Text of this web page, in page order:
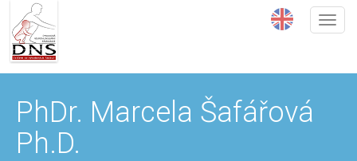
hlavnímu
obsahu
PhDr. Marcela Šafářová
Ph.D.